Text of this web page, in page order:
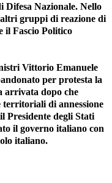
Difesa Nazionale. Nello
altri gruppi di reazione di
il Fascio Politico
Vittorio Emanuele
per protesta la
arrivata dopo che
territoriali di annessione
Presidente degli Stati
il governo italiano con
italiano.